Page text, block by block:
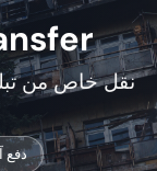
نقل خاص من
دفع